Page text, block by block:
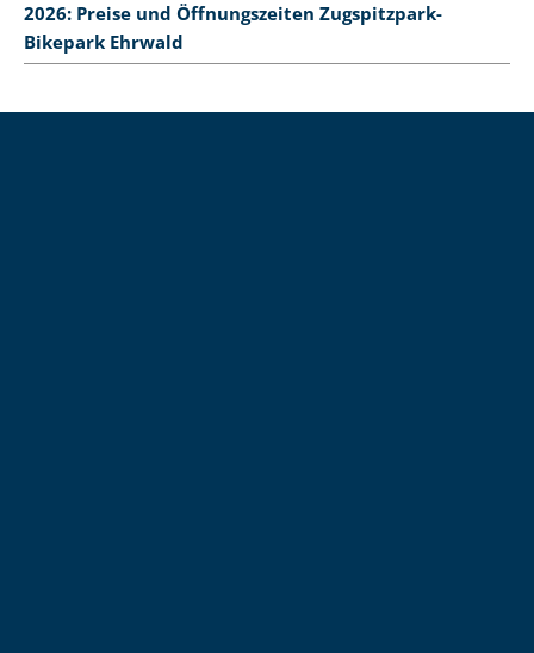
2026: Preise und Öffnungszeiten Zugspitzpark-
Bikepark Ehrwald